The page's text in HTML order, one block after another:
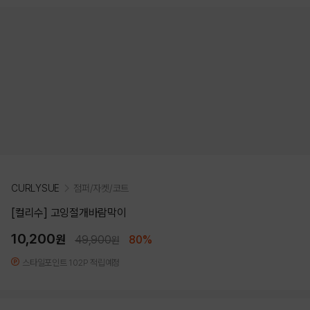
CURLYSUE 점퍼/자켓/코트
[컬리수] 고잉절개바람막이
10,200원 49,900원 80%
스타일포인트 102P 적립예정